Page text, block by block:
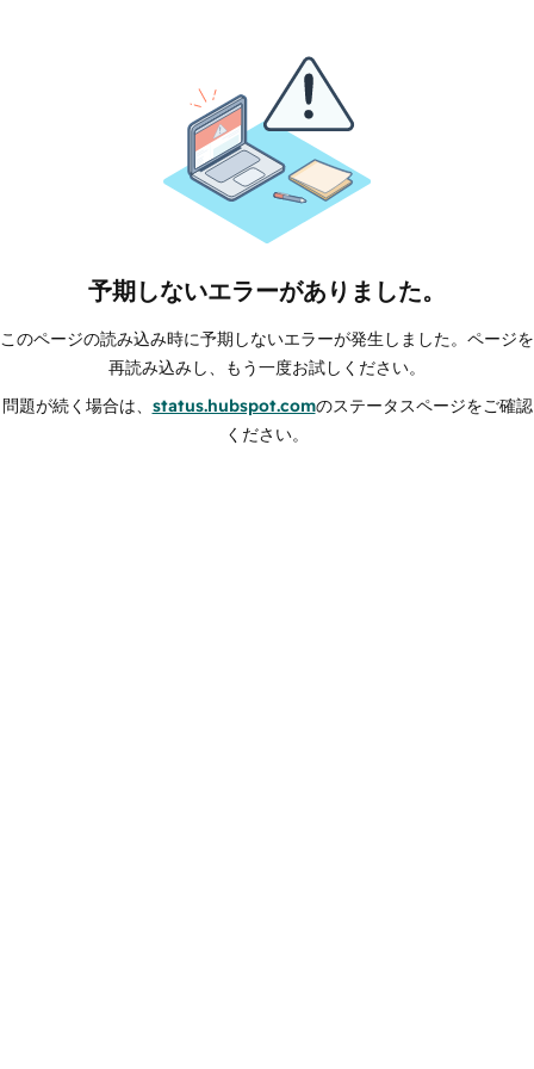
予期しないエラーがありました。
このページの読み込み時に予期しないエラーが発生しました。ページを
再読み込みし、もう一度お試しください。
問題が続く場合は、 status.hubspot.comのステータスページをご確認
ください。